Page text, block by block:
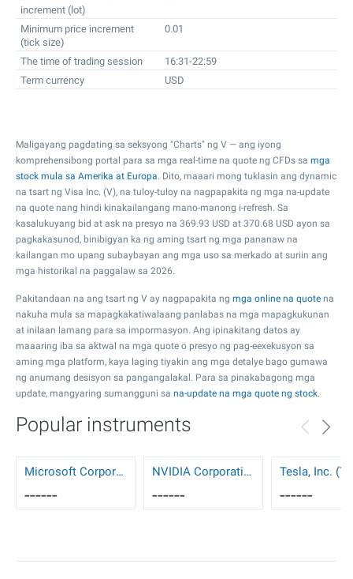
increment (lot)
Minimum price increment
(tick size)
0.01
The time of trading session
16:31-22:59
Term currency
USD
Maligayang pagdating sa seksyong "Charts" ng V — ang iyong
komprehensibong portal para sa mga real-time na quote ng CFDs sa mga
stock mula sa Amerika at Europa. Dito, maaari mong tuklasin ang dynamic
na tsart ng Visa Inc. (V), na tuloy-tuloy na nagpapakita ng mga na-update
na quote nang hindi kinakailangang mano-manong i-refresh. Sa
kasalukuyang bid at ask na presyo na 369.93 USD at 370.68 USD ayon sa
pagkakasunod, binibigyan ka ng aming tsart ng mga pananaw na
kailangan mo upang subaybayan ang mga uso sa merkado at suriin ang
mga historikal na paggalaw sa 2026.
Pakitandaan na ang tsart ng V ay nagpapakita ng mga online na quote na
nakuha mula sa mapagkakatiwalaang panlabas na mga mapagkukunan
at inilaan lamang para sa impormasyon. Ang ipinakitang datos ay
maaaring iba sa aktwal na mga quote o presyo ng pag-eexekusyon sa
aming mga platform, kaya laging tiyakin ang mga detalye bago gumawa
ng anumang desisyon sa pangangalakal. Para sa pinakabagong mga
update, mangyaring sumangguni sa na-update na mga quote ng stock.
Popular instruments
Microsoft Corporation (MSFT)
------
NVIDIA Corporation (NVDA)
------
Tesla, Inc.
------